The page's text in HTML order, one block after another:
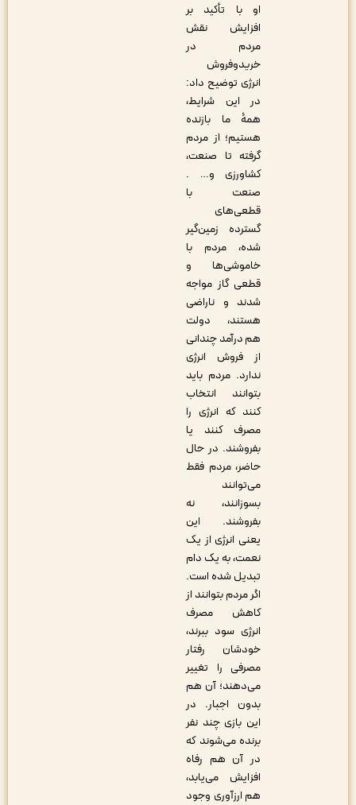
او با تأکید بر
افزایش نقش
مردم در
خریدوفروش
انرژی توضیح داد:
در این شرایط،
همۀ ما بازنده
هستیم؛ از مردم
گرفته تا صنعت،
کشاورزی و… .
صنعت با
قطعی‌های
گسترده زمین‌گیر
شده، مردم با
خاموشی‌ها و
قطعی گاز مواجه
شدند و ناراضی
هستند، دولت
هم درآمد چندانی
از فروش انرژی
ندارد. مردم باید
بتوانند انتخاب
کنند که انرژی را
مصرف کنند یا
بفروشند. در حال
حاضر، مردم فقط
می‌توانند
بسوزانند، نه
بفروشند. این
یعنی انرژی از یک
نعمت، به یک دام
تبدیل شده است.
اگر مردم بتوانند از
کاهش مصرف
انرژی سود ببرند،
خودشان رفتار
مصرفی را تغییر
می‌دهند؛ آن هم
بدون اجبار. در
این بازی چند نفر
برنده می‌شوند که
در آن هم رفاه
افزایش می‌یابد،
هم ارزآوری وجود